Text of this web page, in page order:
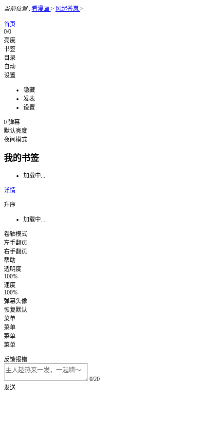
当前位置: 看漫画 > 风起苍岚 >
首页
0/0
亮度
书签
目录
自动
设置
隐藏
发表
设置
0 弹幕
默认亮度
夜间模式
我的书签
加载中...
详情
升序
加载中...
卷轴模式
左手翻页
右手翻页
帮助
透明度
100%
速度
100%
弹幕头像
恢复默认
菜单
菜单
菜单
菜单
反馈报错
0/20
发送